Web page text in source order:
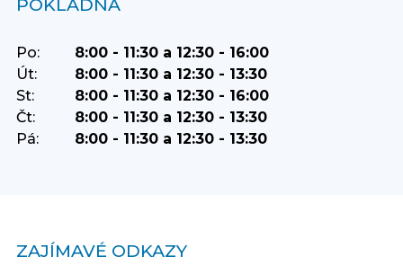
POKLADNA
Po:
8:00 - 11:30 a 12:30 - 16:00
Út:
8:00 - 11:30 a 12:30 - 13:30
St:
8:00 - 11:30 a 12:30 - 16:00
Čt:
8:00 - 11:30 a 12:30 - 13:30
Pá:
8:00 - 11:30 a 12:30 - 13:30
ZAJÍMAVÉ ODKAZY